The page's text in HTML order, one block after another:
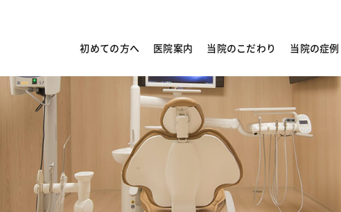
初めての方へ 医院案内 当院のこだわり 当院の症例